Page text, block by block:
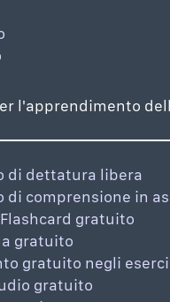
l'apprendimento
di dettatura libera
di comprensione in
gratuito
gratuito
gratuito negli
gratuito